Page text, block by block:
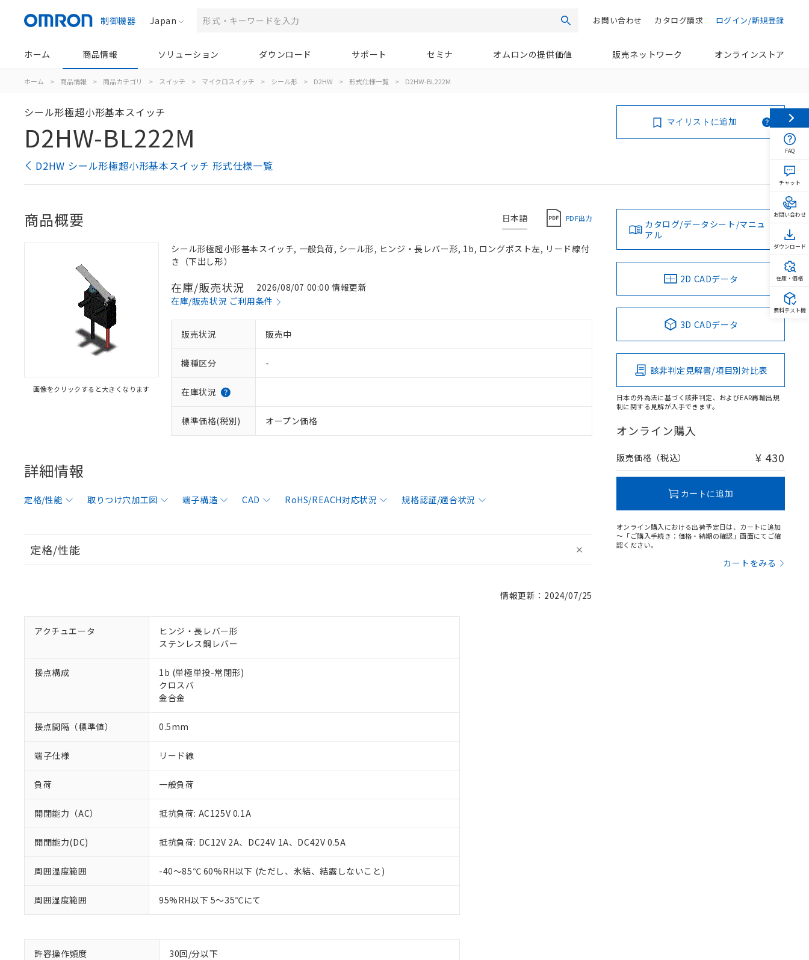
制御機器 Japan 検索 ログイン/新規登録
カタログ請求
お問い合わせ
ホーム 商品情報 ソリューション ダウンロード サポート セミナ オムロンの提供価値 販売ネットワーク オンラインストア
ホーム > 商品情報 > 商品カテゴリ > スイッチ > マイクロスイッチ > シール形 > D2HW > 形式仕様一覧 > D2HW-BL222M
シール形極超小形基本スイッチ
D2HW-BL222M
D2HW シール形極超小形基本スイッチ 形式仕様一覧
マイリストに追加
日本語 PDF出力
商品概要
画像をクリックすると大きくなります
シール形極超小形基本スイッチ, 一般負荷, シール形, ヒンジ・長レバー形, 1b, ロングポスト左, リード線付
き（下出し形）
在庫/販売状況
2026/08/07 00:00 情報更新
在庫/販売状況 ご利用条件
販売状況 販売中
機種区分 -
在庫状況
標準価格(税別) オープン価格
詳細情報
定格/性能 取りつけ穴加工図 端子構造 CAD RoHS/REACH対応状況 規格認証/適合状況
定格/性能
情報更新：2024/07/25
アクチュエータ
ヒンジ・長レバー形
ステンレス鋼レバー
接点構成
1b (単極単投-常閉形)
クロスバ
金合金
接点間隔（標準値） 0.5mm
端子仕様 リード線
負荷 一般負荷
開閉能力（AC） 抵抗負荷: AC125V 0.1A
開閉能力(DC) 抵抗負荷: DC12V 2A、DC24V 1A、DC42V 0.5A
周囲温度範囲 -40～85℃ 60%RH以下 (ただし、氷結、結露しないこと)
周囲湿度範囲 95%RH以下 5～35℃にて
許容操作頻度 30回/分以下
カタログ/データシート/マニュ
アル
2D CADデータ
3D CADデータ
該非判定見解書/項目別対比表
日本の外為法に基づく該非判定、およびEAR再輸出規
制に関する見解が入手できます。
オンライン購入
販売価格（税込） ¥ 430
カートに追加
オンライン購入における出荷予定日は、カートに追加
～「ご購入手続き：価格・納期の確認」画面にてご確
認ください。
カートをみる
対応済み：EU RoHS指令（10物質）の非含有に対応した製品が提供可能な商品です。
対応予定：EU RoHS指令（10物質）の非含有に対応した製品に切り替える予定のある商品です。
対応予定なし：EU RoHS指令（10物質）の非含有に非対応の商品で、対応品を出す予定はありません。
非該当品：ライセンス料など無形物で、有害物質有無と関係のない商品です。
仕入先様の事情により、非含有部品としていたものが、含有品と判明した場合などやむを得ず変更すること
※1 中国RoHS○×表
FAQ
チャット
お問い合わせ
ダウンロード
在庫・価格
無料テスト機